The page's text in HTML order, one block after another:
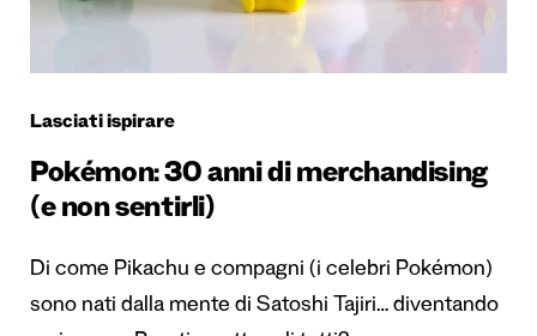
Lasciati ispirare
Pokémon: 30 anni di merchandising
(e non sentirli)
Di come Pikachu e compagni (i celebri Pokémon)
sono nati dalla mente di Satoshi Tajiri… diventando